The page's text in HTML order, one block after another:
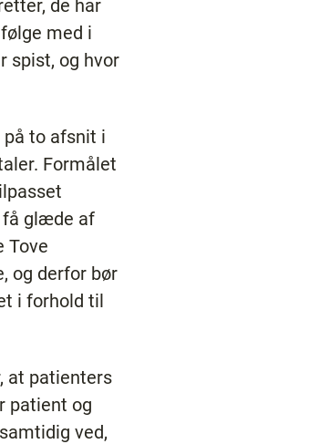
de har
med i
spist, og hvor
på to afsnit i
Formålet
få glæde af
Tove
og derfor bør
i forhold til
at patienters
patient og
ved,